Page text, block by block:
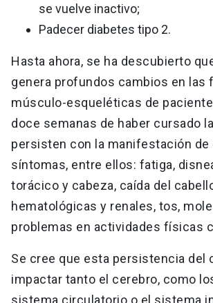
se vuelve inactivo;
Padecer diabetes tipo 2.
Hasta ahora, se ha descubierto
genera profundos cambios en las
músculo-esqueléticas de
doce semanas de haber cursado
persisten con la manifestación
síntomas, entre ellos: fatiga,
torácico y cabeza, caída del
hematológicas y renales, tos,
problemas en actividades físicas
Se cree que esta persistencia del
impactar tanto el cerebro, como
sistema circulatorio o el sistema